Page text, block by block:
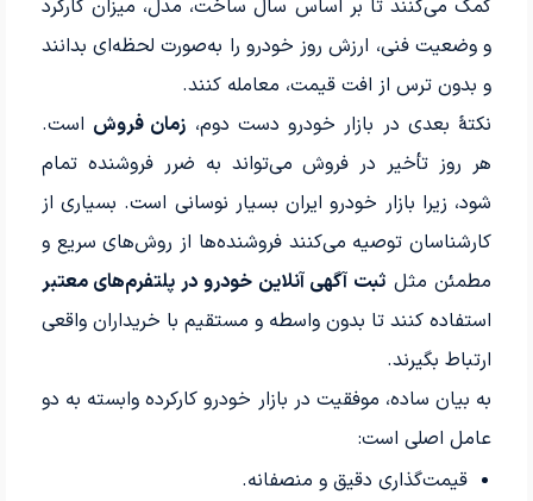
کمک می‌کنند تا بر اساس سال ساخت، مدل، میزان کارکرد
و وضعیت فنی، ارزش روز خودرو را به‌صورت لحظه‌ای بدانند
و بدون ترس از افت قیمت، معامله کنند.
نکتۀ بعدی در بازار خودرو دست دوم، زمان فروش است.
هر روز تأخیر در فروش می‌تواند به ضرر فروشنده تمام
شود، زیرا بازار خودرو ایران بسیار نوسانی است. بسیاری از
کارشناسان توصیه می‌کنند فروشنده‌ها از روش‌های سریع و
مطمئن مثلثبت آگهی آنلاین خودرو در پلتفرم‌های معتبر
استفاده کنند تا بدون واسطه و مستقیم با خریداران واقعی
ارتباط بگیرند.
به بیان ساده، موفقیت در بازار خودرو کارکرده وابسته به دو
عامل اصلی است:
قیمت‌گذاری دقیق و منصفانه.